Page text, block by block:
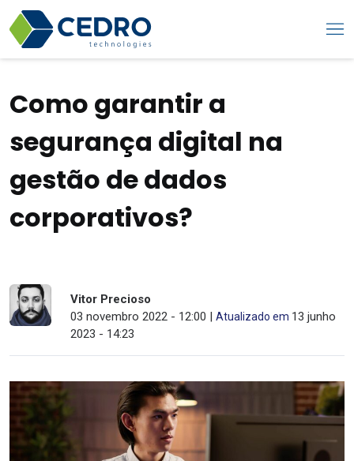
Como garantir a
segurança digital na
gestão de dados
corporativos?
Vitor Precioso
03 novembro 2022 - 12:00 | Atualizado em 13 junho
2023 - 14:23